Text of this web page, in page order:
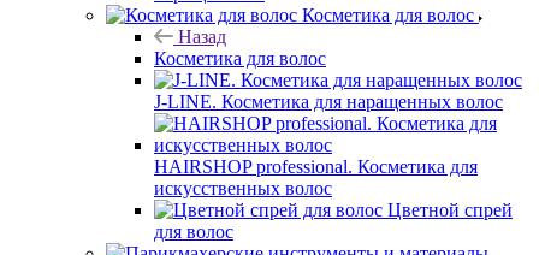
Косметика для волос
Назад
Косметика для волос
J-LINE. Косметика для наращенных волос
HAIRSHOP professional. Косметика для
искусственных волос
Цветной спрей
для волос